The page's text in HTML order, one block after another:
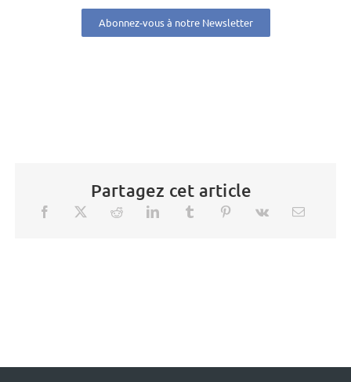
Abonnez-vous à notre Newsletter
Partagez cet article